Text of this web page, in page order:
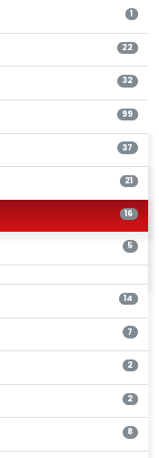
1
22
32
99
37
21
16
5
14
7
2
2
8